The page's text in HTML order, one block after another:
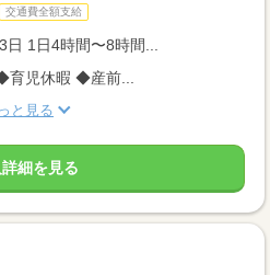
交通費全額支給
1日4時間〜8時間...
児休暇 ◆産前...
と見る
細を見る